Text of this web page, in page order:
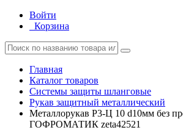
Войти
Корзина
Главная
Каталог товаров
Системы защиты шланговые
Рукав защитный металлический
Металлорукав Р3-Ц 10 d10мм без
ГОФРОМАТИК zeta42521